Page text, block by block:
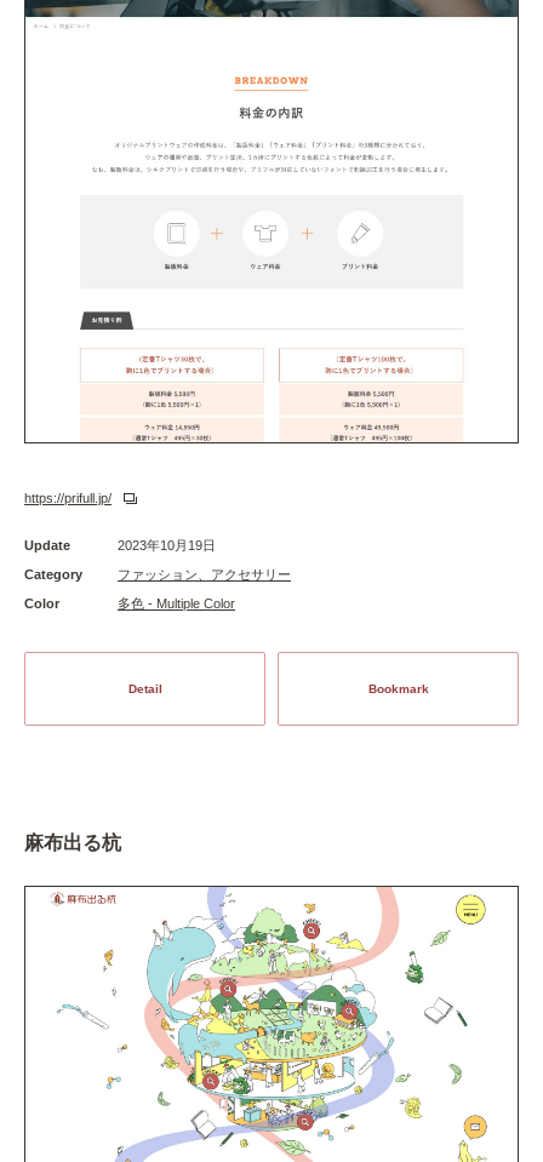
https://prifull.jp/
Update
2023年10月19日
Category
ファッション、アクセサリー
Color
多色 - Multiple Color
Detail Bookmark
麻布出る杭